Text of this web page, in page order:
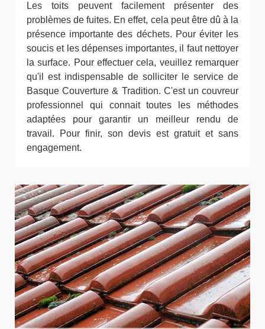
Les toits peuvent facilement présenter des
problèmes de fuites. En effet, cela peut être dû à la
présence importante des déchets. Pour éviter les
soucis et les dépenses importantes, il faut nettoyer
la surface. Pour effectuer cela, veuillez remarquer
qu'il est indispensable de solliciter le service de
Basque Couverture & Tradition. C'est un couvreur
professionnel qui connait toutes les méthodes
adaptées pour garantir un meilleur rendu de
travail. Pour finir, son devis est gratuit et sans
engagement.